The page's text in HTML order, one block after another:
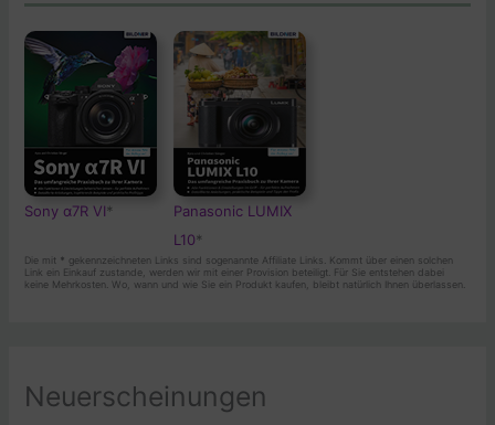
Sony α7R VI*
Panasonic LUMIX
L10*
Die mit * gekennzeichneten Links sind sogenannte Affiliate Links. Kommt über einen solchen
Link ein Einkauf zustande, werden wir mit einer Provision beteiligt. Für Sie entstehen dabei
keine Mehrkosten. Wo, wann und wie Sie ein Produkt kaufen, bleibt natürlich Ihnen überlassen.
Neuerscheinungen